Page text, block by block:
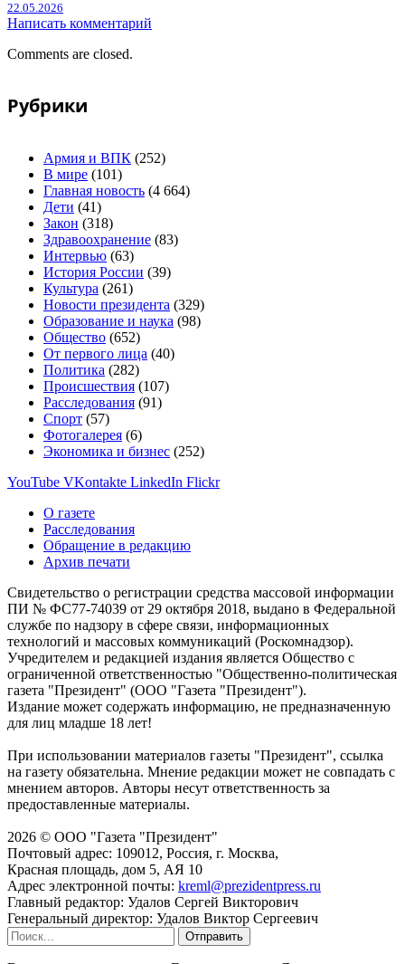
22.05.2026
Написать комментарий
Comments are closed.
Рубрики
Армия и ВПК (252)
В мире (101)
Главная новость (4 664)
Дети (41)
Закон (318)
Здравоохранение (83)
Интервью (63)
История России (39)
Культура (261)
Новости президента (329)
Образование и наука (98)
Общество (652)
От первого лица (40)
Политика (282)
Происшествия (107)
Расследования (91)
Спорт (57)
Фотогалерея (6)
Экономика и бизнес (252)
YouTube VKontakte LinkedIn Flickr
О газете
Расследования
Обращение в редакцию
Архив печати
Свидетельство о регистрации средства массовой информации
ПИ № ФС77-74039 от 29 октября 2018, выдано в Федеральной
службе по надзору в сфере связи, информационных
технологий и массовых коммуникаций (Роскомнадзор).
Учредителем и редакцией издания является Общество с
ограниченной ответственностью "Общественно-политическая
газета "Президент" (ООО "Газета "Президент").
Издание может содержать информацию, не предназначенную
для лиц младше 18 лет!
При использовании материалов газеты "Президент", ссылка
на газету обязательна. Мнение редакции может не совпадать с
мнением авторов. Авторы несут ответственность за
предоставленные материалы.
2026 © ООО "Газета "Президент"
Почтовый адрес: 109012, Россия, г. Москва,
Красная площадь, дом 5, АЯ 10
Адрес электронной почты: kreml@prezidentpress.ru
Главный редактор: Удалов Сергей Викторович
Генеральный директор: Удалов Виктор Сергеевич
Отправить